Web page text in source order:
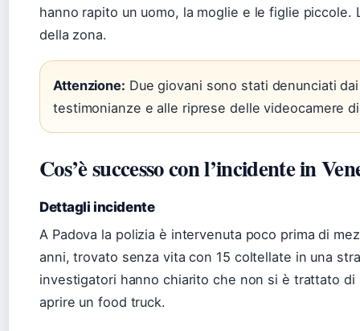
hanno rapito un uomo, la moglie e le figlie piccole.
della zona.
Attenzione: Due giovani sono stati denunciati
testimonianze e alle riprese delle videocamere
Cos’è successo con l’incidente in
Dettagli incidente
A Padova la polizia è intervenuta poco prima di
anni, trovato senza vita con 15 coltellate in una
investigatori hanno chiarito che non si è trattato di
aprire un food truck.